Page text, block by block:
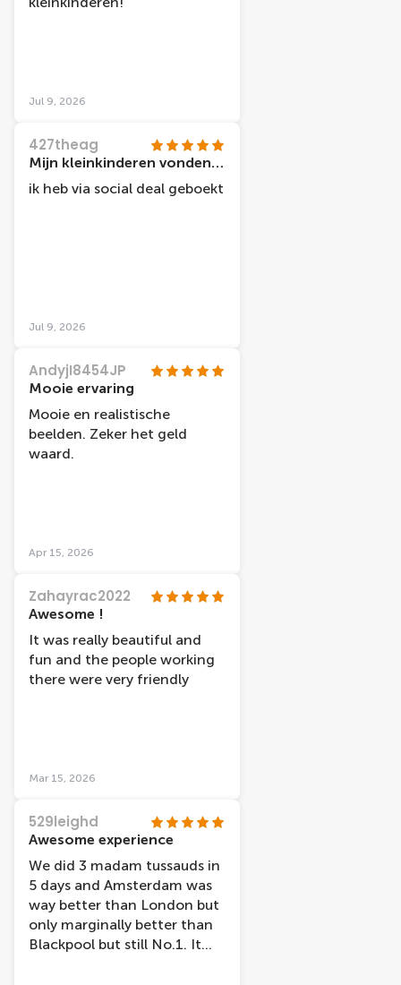
Jul 9, 2026
427theag
Mijn kleinkinderen vonden het geweldig!
ik heb via social deal geboekt
Jul 9, 2026
AndyjI8454JP
Mooie ervaring
Mooie en realistische
beelden. Zeker het geld
waard.
Apr 15, 2026
Zahayrac2022
Awesome !
It was really beautiful and
fun and the people working
there were very friendly
Mar 15, 2026
529leighd
Awesome experience
We did 3 madam tussauds in
5 days and Amsterdam was
way better than London but
only marginally better than
Blackpool but still No.1. It